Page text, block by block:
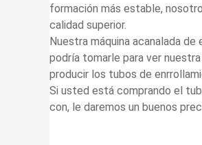
formación más estable,
calidad superior.
Nuestra máquina acanalada
podría tomarle para ver
producir los tubos de
Si usted está comprando el
con, le daremos un buenos